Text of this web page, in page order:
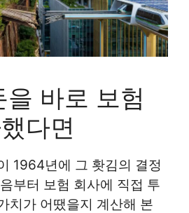
을 바로 보험
다면
1964년에 그 홧김의 결정
부터 보험 회사에 직접 투
치가 어땠을지 계산해 본